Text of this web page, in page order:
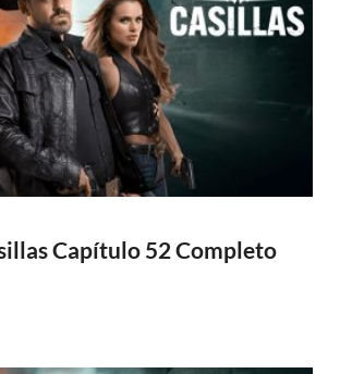
Capítulo 52 Completo